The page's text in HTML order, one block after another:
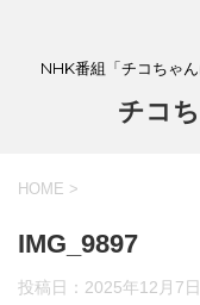
NHK番組「チコちゃ
チコ
HOME >
IMG_9897
投稿日： 2025年12月7日